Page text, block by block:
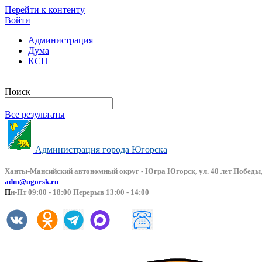
Перейти к контенту
Войти
Администрация
Дума
КСП
Поиск
Все результаты
Администрация города Югорска
Ханты-Мансийский автономный округ - Югра Югорск, ул. 40 лет
adm@ugorsk.ru
Пн-Пт 09:00 - 18:00 Перерыв 13:00 - 14:00